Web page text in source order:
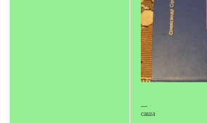
---
саша